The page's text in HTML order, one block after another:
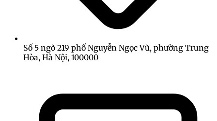
Số 5 ngõ 219 phố Nguyễn Ngọc Vũ, phường Trung
Hòa, Hà Nội, 100000